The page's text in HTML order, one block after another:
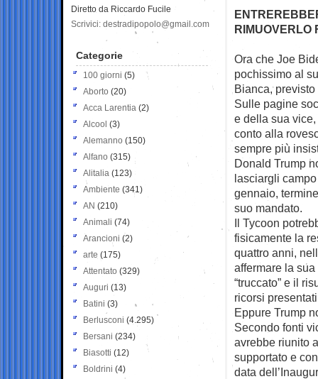
RIMUOVERLO
Ora che Joe
pochissimo al
Bianca,
Sulle pagine
e della sua
conto alla
sempre più
Donald Trump
lasciargli
gennaio,
suo mandato.
Il Tycoon
fisicamente la
quattro anni,
affermare la
“truccato” e il
ricorsi
Eppure Trump
Secondo fonti
avrebbe riunito
supportato e
data
Diretto da Riccardo Fucile
Scrivici: destradipopolo@gmail.com
Categorie
100 giorni (5)
Aborto (20)
Acca Larentia (2)
Alcool (3)
Alemanno (150)
Alfano (315)
Alitalia (123)
Ambiente (341)
AN (210)
Animali (74)
Arancioni (2)
arte (175)
Attentato (329)
Auguri (13)
Batini (3)
Berlusconi (4.295)
Bersani (234)
Biasotti (12)
Boldrini (4)